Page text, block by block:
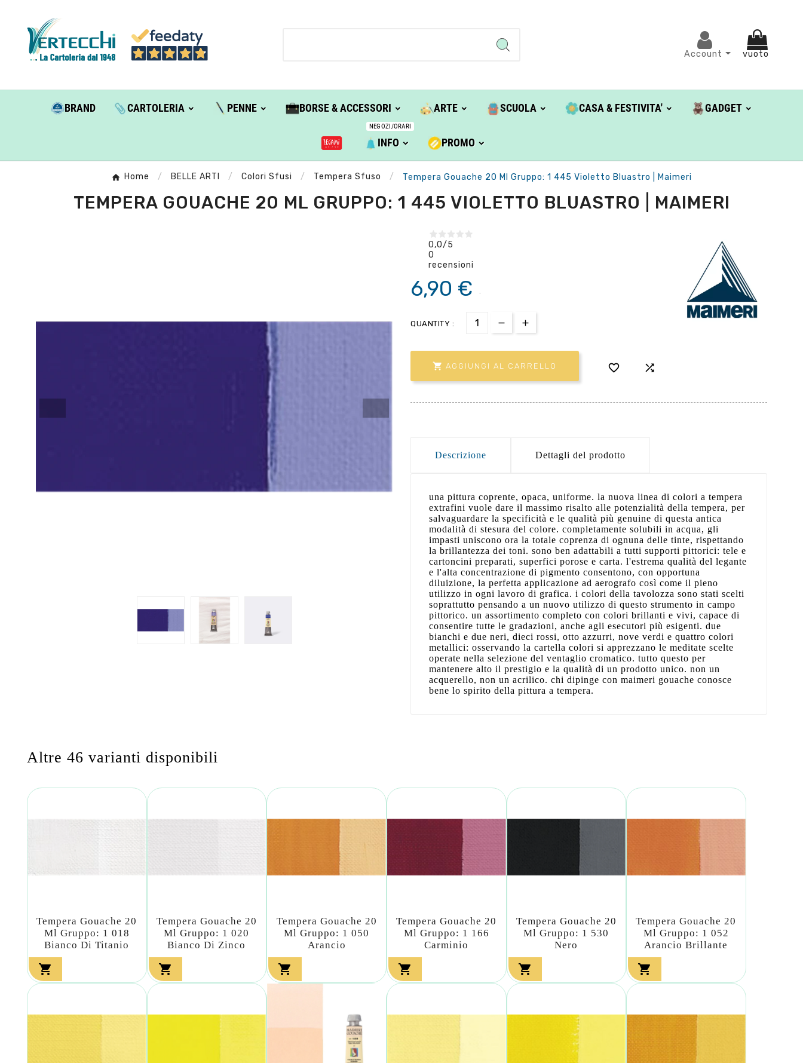
Account vuoto
BRAND CARTOLERIA PENNE BORSE & ACCESSORI ARTE SCUOLA CASA & FESTIVITA' GADGET
INFO
NEGOZI/ORARI
PROMO
Home BELLE ARTI Colori Sfusi Tempera Sfuso Tempera Gouache 20 Ml Gruppo: 1 445 Violetto Bluastro | Maimeri
TEMPERA GOUACHE 20 ML GRUPPO: 1 445 VIOLETTO BLUASTRO | MAIMERI
0,0/5
0
recensioni
6,90 €
QUANTITY :
 AGGIUNGI AL CARRELLO  
Descrizione Dettagli del prodotto
una pittura coprente, opaca, uniforme. la nuova linea di colori a tempera
extrafini vuole dare il massimo risalto alle potenzialità della tempera, per
salvaguardare la specificità e le qualità più genuine di questa antica
modalità di stesura del colore. completamente solubili in acqua, gli
impasti uniscono ora la totale coprenza di ognuna delle tinte, rispettando
la brillantezza dei toni. sono ben adattabili a tutti supporti pittorici: tele e
cartoncini preparati, superfici porose e carta. l'estrema qualità del legante
e l'alta concentrazione di pigmento consentono, con opportuna
diluizione, la perfetta applicazione ad aerografo così come il pieno
utilizzo in ogni lavoro di grafica. i colori della tavolozza sono stati scelti
soprattutto pensando a un nuovo utilizzo di questo strumento in campo
pittorico. un assortimento completo con colori brillanti e vivi, capace di
consentire tutte le gradazioni, anche agli esecutori più esigenti. due
bianchi e due neri, dieci rossi, otto azzurri, nove verdi e quattro colori
metallici: osservando la cartella colori si apprezzano le meditate scelte
operate nella selezione del ventaglio cromatico. tutto questo per
mantenere alto il prestigio e la qualità di un prodotto unico. non un
acquerello, non un acrilico. chi dipinge con maimeri gouache conosce
bene lo spirito della pittura a tempera.
Altre 46 varianti disponibili
Tempera Gouache 20
Ml Gruppo: 1 018
Bianco Di Titanio

Tempera Gouache 20
Ml Gruppo: 1 020
Bianco Di Zinco

Tempera Gouache 20
Ml Gruppo: 1 050
Arancio

Tempera Gouache 20
Ml Gruppo: 1 166
Carminio

Tempera Gouache 20
Ml Gruppo: 1 530
Nero

Tempera Gouache 20
Ml Gruppo: 1 052
Arancio Brillante
